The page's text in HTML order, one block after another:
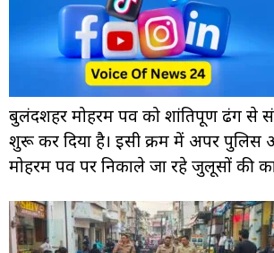
बुलंदशहर मोहर्रम पर्व को शांतिपूर्ण ढंग से
शुरू कर दिया है। इसी क्रम में अपर पुलिस
मोहर्रम पर्व पर निकाले जा रहे जुलूसों की